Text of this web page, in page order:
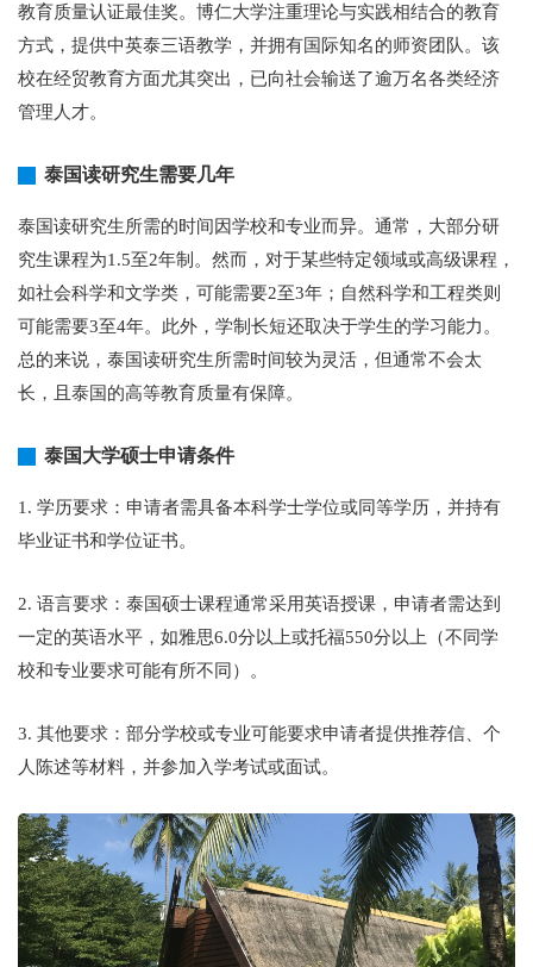
教育质量认证最佳奖。博仁大学注重理论与实践相结合的教育
方式，提供中英泰三语教学，并拥有国际知名的师资团队。该
校在经贸教育方面尤其突出，已向社会输送了逾万名各类经济
管理人才。
泰国读研究生需要几年
泰国读研究生所需的时间因学校和专业而异。通常，大部分研
究生课程为1.5至2年制。然而，对于某些特定领域或高级课程，
如社会科学和文学类，可能需要2至3年；自然科学和工程类则
可能需要3至4年。此外，学制长短还取决于学生的学习能力。
总的来说，泰国读研究生所需时间较为灵活，但通常不会太
长，且泰国的高等教育质量有保障。
泰国大学硕士申请条件
1. 学历要求：申请者需具备本科学士学位或同等学历，并持有
毕业证书和学位证书。
2. 语言要求：泰国硕士课程通常采用英语授课，申请者需达到
一定的英语水平，如雅思6.0分以上或托福550分以上（不同学
校和专业要求可能有所不同）。
3. 其他要求：部分学校或专业可能要求申请者提供推荐信、个
人陈述等材料，并参加入学考试或面试。